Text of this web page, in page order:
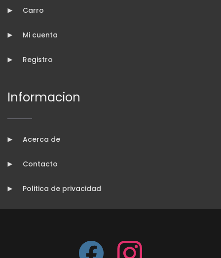
Carro
Mi cuenta
Registro
Informacion
Acerca de
Contacto
Politica de privacidad